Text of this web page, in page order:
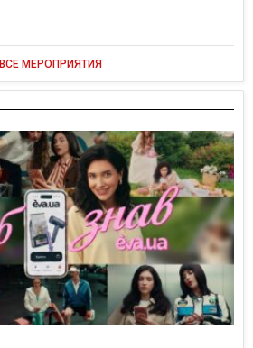
ВСЕ МЕРОПРИЯТИЯ